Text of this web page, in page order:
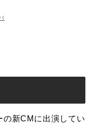
の新CMに出演してい